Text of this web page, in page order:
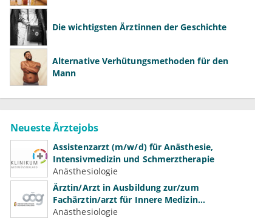
Die wichtigsten Ärztinnen der Geschichte
Alternative Verhütungsmethoden für den
Mann
Neueste Ärztejobs
Assistenzarzt (m/w/d) für Anästhesie,
Intensivmedizin und Schmerztherapie
Anästhesiologie
Ärztin/Arzt in Ausbildung zur/zum
Fachärztin/arzt für Innere Medizin
(Kardiologie, Nephrologie, Intensivmedizin)
Anästhesiologie